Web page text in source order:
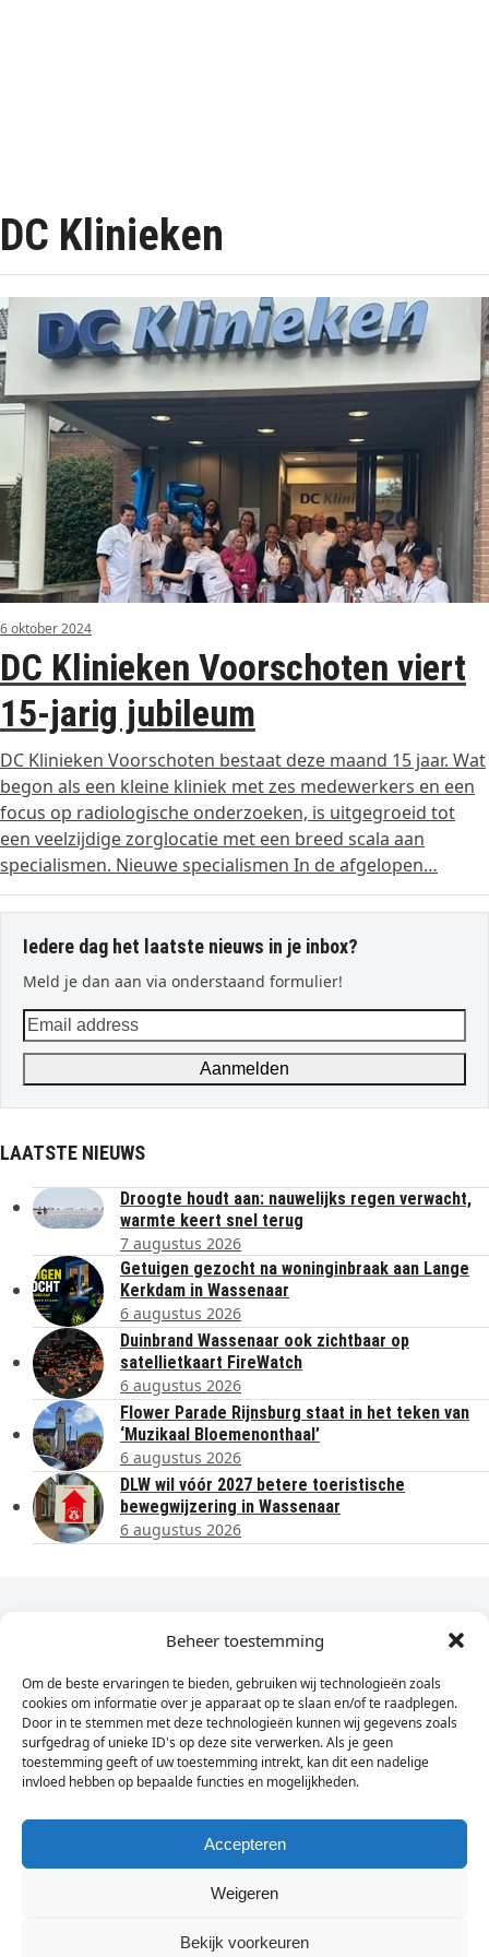
Beheer toestemming
Om de beste ervaringen te bieden, gebruiken wij technologieën zoals
cookies om informatie over je apparaat op te slaan en/of te raadplegen.
Door in te stemmen met deze technologieën kunnen wij gegevens zoals
surfgedrag of unieke ID's op deze site verwerken. Als je geen
toestemming geeft of uw toestemming intrekt, kan dit een nadelige
invloed hebben op bepaalde functies en mogelijkheden.
Accepteren
Weigeren
Bekijk voorkeuren
DC Klinieken
6 oktober 2024
DC Klinieken Voorschoten viert
15-jarig jubileum
DC Klinieken Voorschoten bestaat deze maand 15 jaar. Wat
begon als een kleine kliniek met zes medewerkers en een
focus op radiologische onderzoeken, is uitgegroeid tot
een veelzijdige zorglocatie met een breed scala aan
specialismen. Nieuwe specialismen In de afgelopen…
Iedere dag het laatste nieuws in je inbox?
Meld je dan aan via onderstaand formulier!
Email
address
Aanmelden
LAATSTE NIEUWS
Droogte houdt aan: nauwelijks regen verwacht,
warmte keert snel terug
7 augustus 2026
Getuigen gezocht na woninginbraak aan Lange
Kerkdam in Wassenaar
6 augustus 2026
Duinbrand Wassenaar ook zichtbaar op
satellietkaart FireWatch
6 augustus 2026
Flower Parade Rijnsburg staat in het teken van
‘Muzikaal Bloemenonthaal’
6 augustus 2026
DLW wil vóór 2027 betere toeristische
bewegwijzering in Wassenaar
6 augustus 2026
Dagelijks het laatste nieuws in je e-mail?
Vul
hier
je
e-
mailadres
in
Sign Up